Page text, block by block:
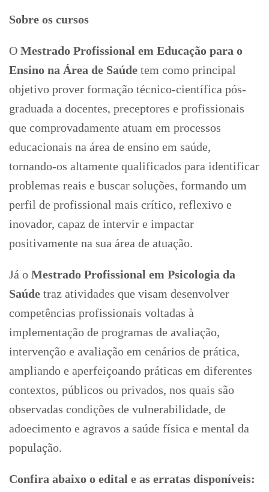
Sobre os cursos
O Mestrado Profissional em Educação para o
Ensino na Área de Saúde tem como principal
objetivo prover formação técnico-científica pós-
graduada a docentes, preceptores e profissionais
que comprovadamente atuam em processos
educacionais na área de ensino em saúde,
tornando-os altamente qualificados para identificar
problemas reais e buscar soluções, formando um
perfil de profissional mais crítico, reflexivo e
inovador, capaz de intervir e impactar
positivamente na sua área de atuação.
Já o Mestrado Profissional em Psicologia da
Saúde traz atividades que visam desenvolver
competências profissionais voltadas à
implementação de programas de avaliação,
intervenção e avaliação em cenários de prática,
ampliando e aperfeiçoando práticas em diferentes
contextos, públicos ou privados, nos quais são
observadas condições de vulnerabilidade, de
adoecimento e agravos a saúde física e mental da
população.
Confira abaixo o edital e as erratas disponíveis: